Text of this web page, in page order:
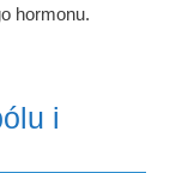
hormonu.
i